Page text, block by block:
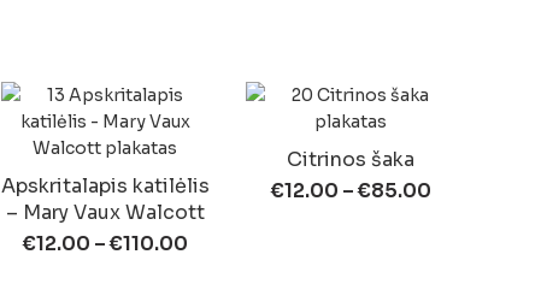
Apskritalapis katilėlis
– Mary Vaux Walcott
€12.00 –€110.00
Citrinos šaka
€12.00 –€85.00